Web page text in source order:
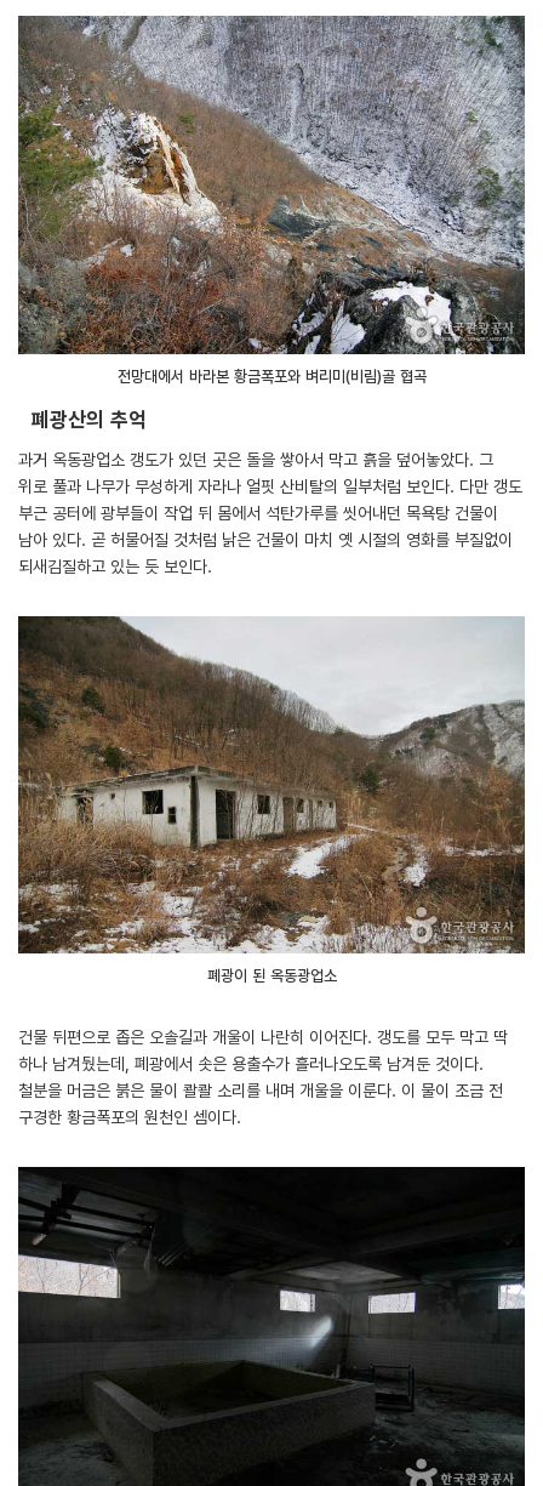
전망대에서 바라본 황금폭포와 벼리미(비림)골 협곡
폐광산의 추억
과거 옥동광업소 갱도가 있던 곳은 돌을 쌓아서 막고 흙을 덮어놓았다. 그
위로 풀과 나무가 무성하게 자라나 얼핏 산비탈의 일부처럼 보인다. 다만 갱도
부근 공터에 광부들이 작업 뒤 몸에서 석탄가루를 씻어내던 목욕탕 건물이
남아 있다. 곧 허물어질 것처럼 낡은 건물이 마치 옛 시절의 영화를 부질없이
되새김질하고 있는 듯 보인다.
폐광이 된 옥동광업소
건물 뒤편으로 좁은 오솔길과 개울이 나란히 이어진다. 갱도를 모두 막고 딱
하나 남겨뒀는데, 폐광에서 솟은 용출수가 흘러나오도록 남겨둔 것이다.
철분을 머금은 붉은 물이 콸콸 소리를 내며 개울을 이룬다. 이 물이 조금 전
구경한 황금폭포의 원천인 셈이다.